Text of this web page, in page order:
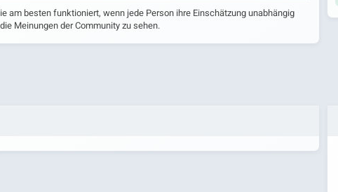
am besten funktioniert, wenn jede Person ihre Einschätzung unabhängig
Meinungen der Community zu sehen.